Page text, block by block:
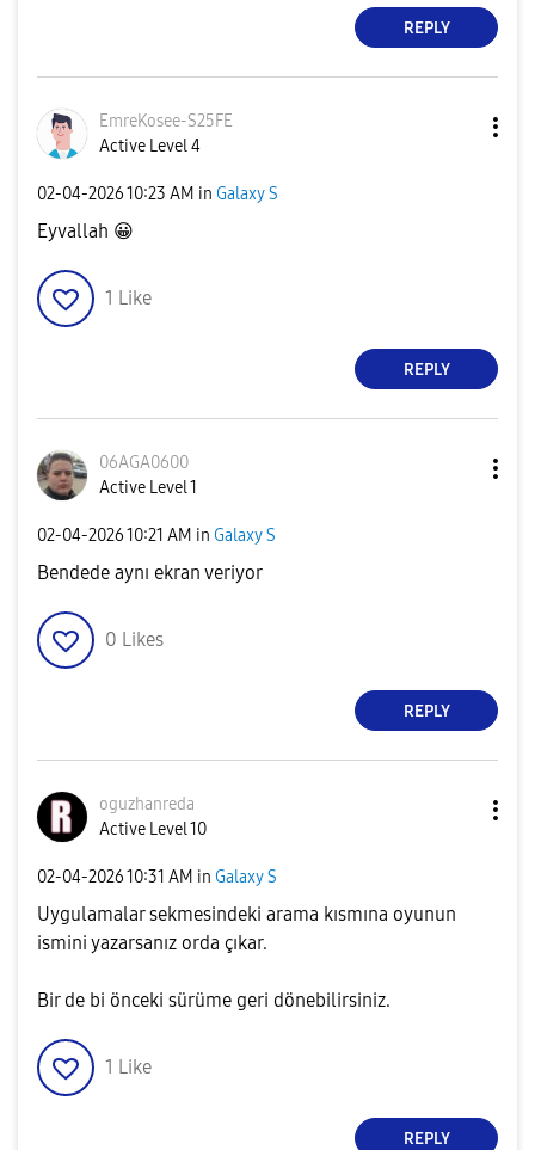
REPLY
EmreKosee-S25FE
Active Level 4
‎02-04-202610:23 AM in Galaxy S
Eyvallah 😀
1 Like
REPLY
06AGA0600
Active Level 1
‎02-04-202610:21 AM in Galaxy S
Bendede aynı ekran veriyor
0 Likes
REPLY
oguzhanreda
Active Level 10
‎02-04-202610:31 AM in Galaxy S
Uygulamalar sekmesindeki arama kısmına oyunun
ismini yazarsanız orda çıkar.
Bir de bi önceki sürüme geri dönebilirsiniz.
1 Like
REPLY